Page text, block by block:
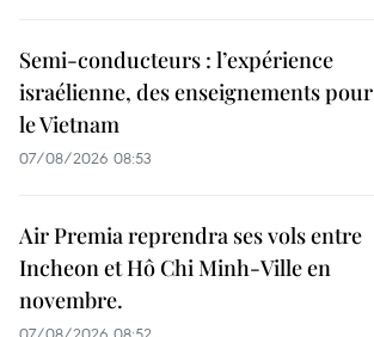
Semi-conducteurs : l’expérience
israélienne, des enseignements pour
le Vietnam
07/08/2026 08:53
Air Premia reprendra ses vols entre
Incheon et Hô Chi Minh-Ville en
novembre.